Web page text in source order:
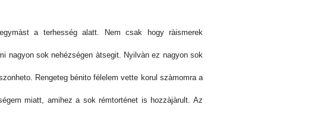
a terhesség alatt. Nem csak hogy ràismerek
nagyon sok nehézségen àtsegit. Nyilvàn ez nagyon sok
Rengeteg bénito félelem vette korul szàmomra a
miatt, amihez a sok rémtorténet is hozzàjàrult. Az